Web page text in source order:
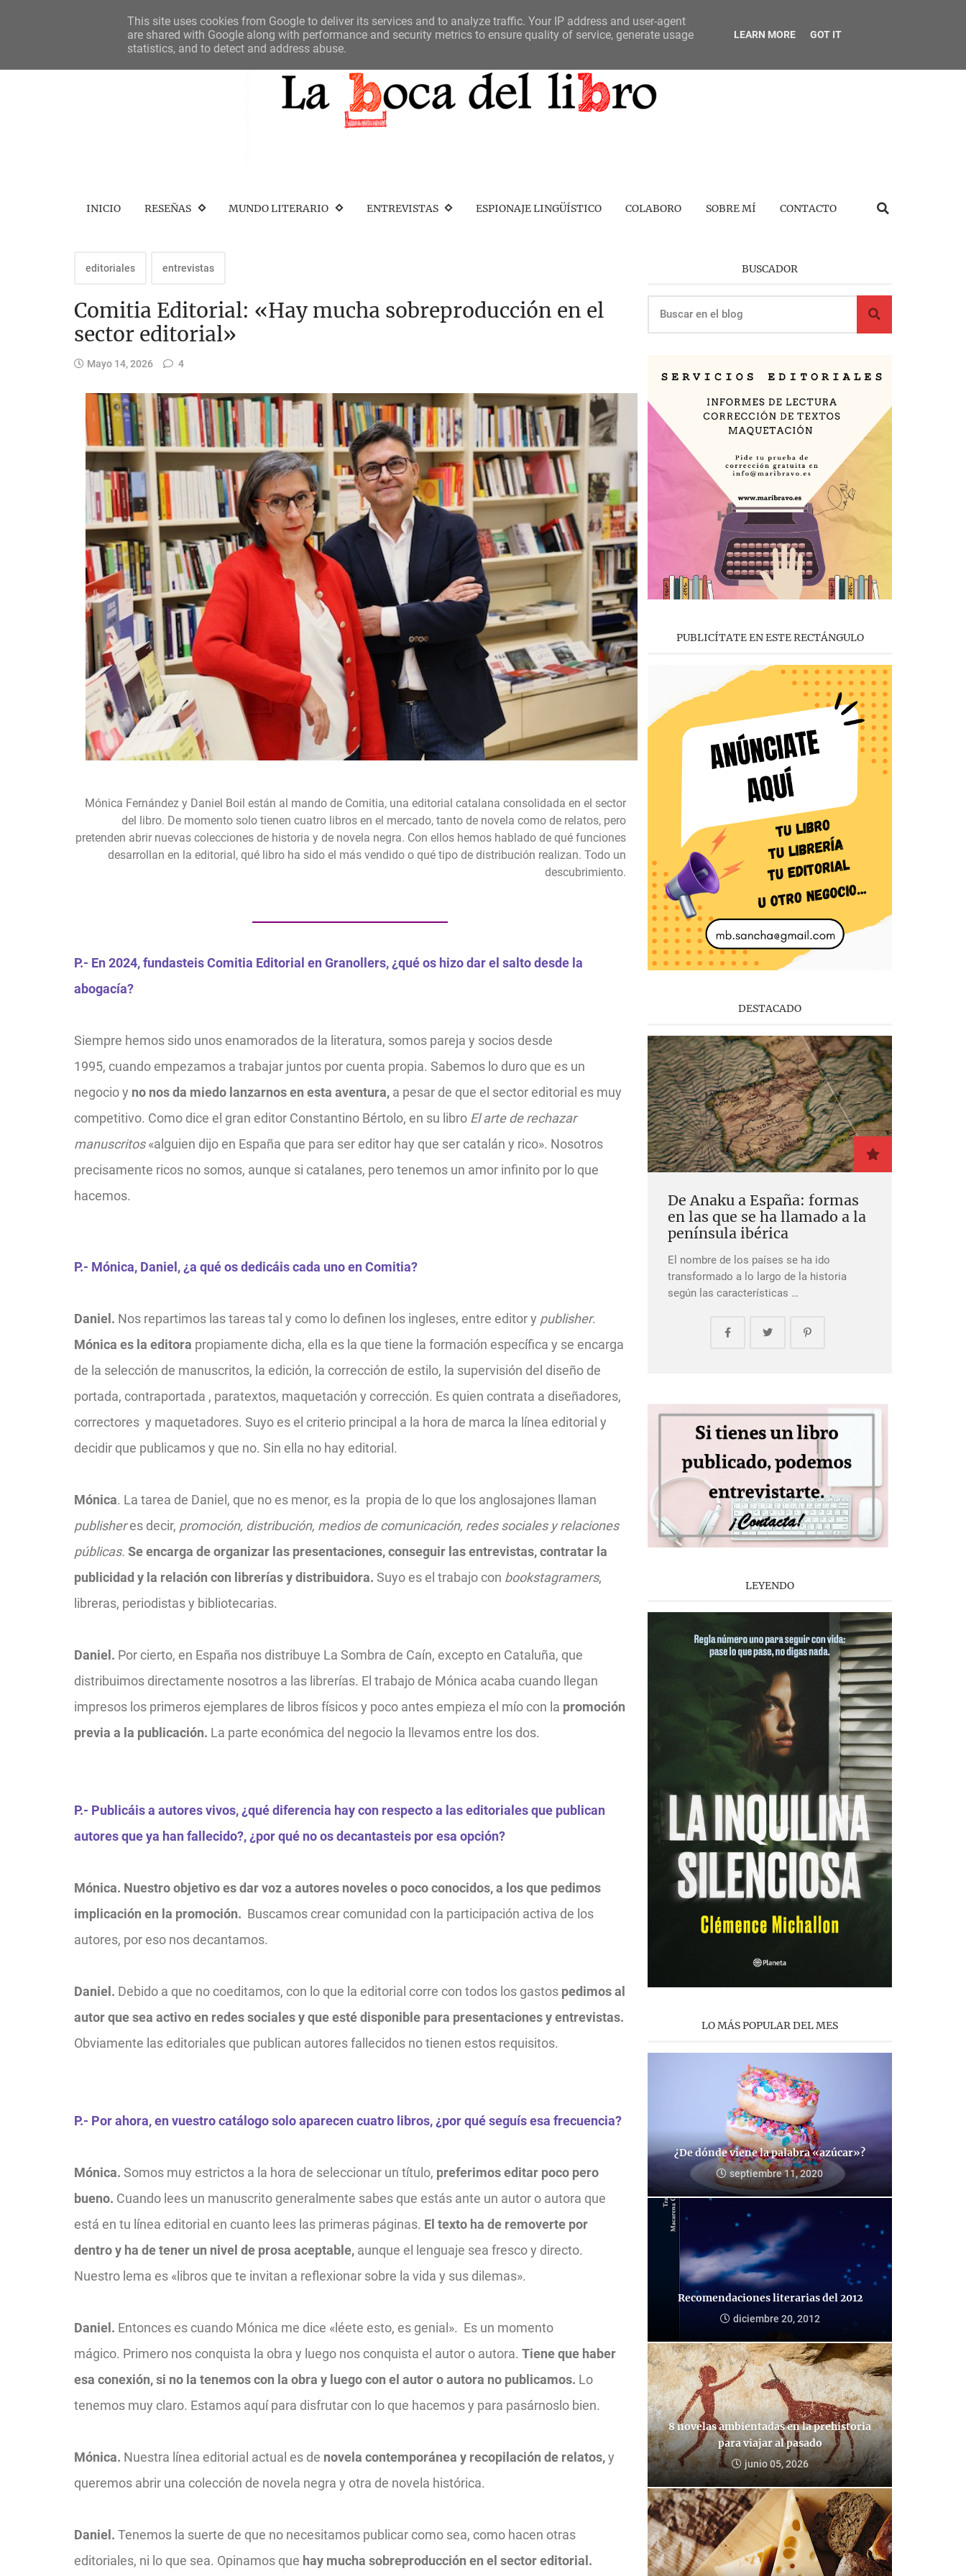
INICIO RESEÑAS MUNDO LITERARIO ENTREVISTAS ESPIONAJE LINGÜÍSTICO COLABORO SOBRE MÍ CONTACTO
editoriales entrevistas
Comitia Editorial: «Hay mucha sobreproducción en el
sector editorial»
Mayo 14, 2026 4
Mónica Fernández y Daniel Boil están al mando de Comitia, una editorial catalana consolidada en el sector
del libro. De momento solo tienen cuatro libros en el mercado, tanto de novela como de relatos, pero
pretenden abrir nuevas colecciones de historia y de novela negra. Con ellos hemos hablado de qué funciones
desarrollan en la editorial, qué libro ha sido el más vendido o qué tipo de distribución realizan. Todo un
descubrimiento.
P.- En 2024, fundasteis Comitia Editorial en Granollers, ¿qué os hizo dar el salto desde la
abogacía?
Siempre hemos sido unos enamorados de la literatura, somos pareja y socios desde
1995, cuando empezamos a trabajar juntos por cuenta propia. Sabemos lo duro que es un
negocio y no nos da miedo lanzarnos en esta aventura, a pesar de que el sector editorial es muy
competitivo. Como dice el gran editor Constantino Bértolo, en su libro El arte de rechazar
manuscritos «alguien dijo en España que para ser editor hay que ser catalán y rico». Nosotros
precisamente ricos no somos, aunque si catalanes, pero tenemos un amor infinito por lo que
hacemos.
P.- Mónica, Daniel, ¿a qué os dedicáis cada uno en Comitia?
Daniel. Nos repartimos las tareas tal y como lo definen los ingleses, entre editor y publisher.
Mónica es la editora propiamente dicha, ella es la que tiene la formación específica y se encarga
de la selección de manuscritos, la edición, la corrección de estilo, la supervisión del diseño de
portada, contraportada , paratextos, maquetación y corrección. Es quien contrata a diseñadores,
correctores y maquetadores. Suyo es el criterio principal a la hora de marca la línea editorial y
decidir que publicamos y que no. Sin ella no hay editorial.
Mónica. La tarea de Daniel, que no es menor, es la propia de lo que los anglosajones llaman
publisheres decir, promoción, distribución, medios de comunicación, redes sociales y relaciones
públicas. Se encarga de organizar las presentaciones, conseguir las entrevistas, contratar la
publicidad y la relación con librerías y distribuidora. Suyo es el trabajo con bookstagramers,
libreras, periodistas y bibliotecarias.
Daniel. Por cierto, en España nos distribuye La Sombra de Caín, excepto en Cataluña, que
distribuimos directamente nosotros a las librerías. El trabajo de Mónica acaba cuando llegan
impresos los primeros ejemplares de libros físicos y poco antes empieza el mío con la promoción
previa a la publicación. La parte económica del negocio la llevamos entre los dos.
P.- Publicáis a autores vivos, ¿qué diferencia hay con respecto a las editoriales que publican
autores que ya han fallecido?, ¿por qué no os decantasteis por esa opción?
Mónica. Nuestro objetivo es dar voz a autores noveles o poco conocidos, a los que pedimos
implicación en la promoción. Buscamos crear comunidad con la participación activa de los
autores, por eso nos decantamos.
Daniel. Debido a que no coeditamos, con lo que la editorial corre con todos los gastos pedimos al
autor que sea activo en redes sociales y que esté disponible para presentaciones y entrevistas.
Obviamente las editoriales que publican autores fallecidos no tienen estos requisitos.
P.- Por ahora, en vuestro catálogo solo aparecen cuatro libros, ¿por qué seguís esa frecuencia?
Mónica. Somos muy estrictos a la hora de seleccionar un título, preferimos editar poco pero
bueno. Cuando lees un manuscrito generalmente sabes que estás ante un autor o autora que
está en tu línea editorial en cuanto lees las primeras páginas. El texto ha de removerte por
dentro y ha de tener un nivel de prosa aceptable, aunque el lenguaje sea fresco y directo.
Nuestro lema es «libros que te invitan a reflexionar sobre la vida y sus dilemas».
Daniel. Entonces es cuando Mónica me dice «léete esto, es genial». Es un momento
mágico. Primero nos conquista la obra y luego nos conquista el autor o autora. Tiene que haber
esa conexión, si no la tenemos con la obra y luego con el autor o autora no publicamos. Lo
tenemos muy claro. Estamos aquí para disfrutar con lo que hacemos y para pasárnoslo bien.
Mónica. Nuestra línea editorial actual es de novela contemporánea y recopilación de relatos,y
queremos abrir una colección de novela negra y otra de novela histórica.
Daniel. Tenemos la suerte de que no necesitamos publicar como sea, como hacen otras
editoriales, ni lo que sea. Opinamos que hay mucha sobreproducción en el sector editorial.
BUSCADOR
PUBLICÍTATE EN ESTE RECTÁNGULO
DESTACADO
De Anaku a España: formas
en las que se ha llamado a la
península ibérica
El nombre de los países se ha ido
transformado a lo largo de la historia
según las características …
LEYENDO
LO MÁS POPULAR DEL MES
¿De dónde viene la palabra «azúcar»?
septiembre 11, 2020
Recomendaciones literarias del 2012
diciembre 20, 2012
8 novelas ambientadas en la prehistoria
para viajar al pasado
junio 05, 2026
This site uses cookies from Google to deliver its services and to analyze traffic. Your IP address and user-agent
are shared with Google along with performance and security metrics to ensure quality of service, generate usage
statistics, and to detect and address abuse.
LEARN MORE GOT IT